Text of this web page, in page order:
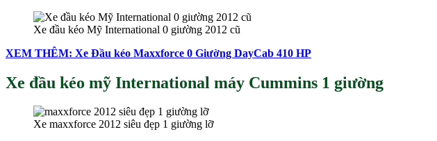
Xe đầu kéo Mỹ International 0 giường 2012 cũ
XEM THÊM: Xe Đầu kéo Maxxforce 0 Giường DayCab 410 HP
Xe đầu kéo mỹ International máy Cummins 1 giường
Xe maxxforce 2012 siêu đẹp 1 giường lỡ